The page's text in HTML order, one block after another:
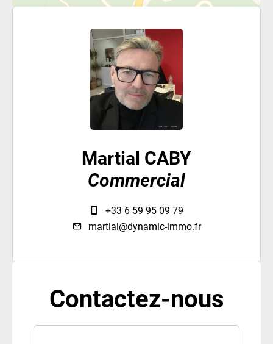
Martial CABY
Commercial
+33 6 59 95 09 79
martial@dynamic-immo.fr
Contactez-nous